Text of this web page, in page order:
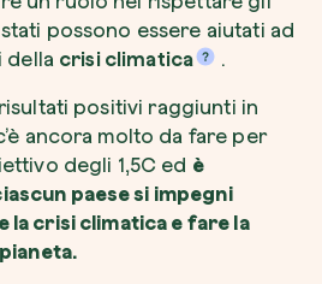
possono essere aiutati ad
della crisi climatica .
positivi raggiunti in
ancora molto da fare per
degli 1,5C ed è
paese si impegni
la crisi climatica e fare la